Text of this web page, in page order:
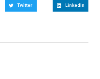
Twitter LinkedIn